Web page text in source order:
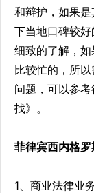
和辩护，如果
下当地口碑较
细致的了解，
比较忙的，所
问题，可以参
找》。
菲律宾西内格
1、商业法律业